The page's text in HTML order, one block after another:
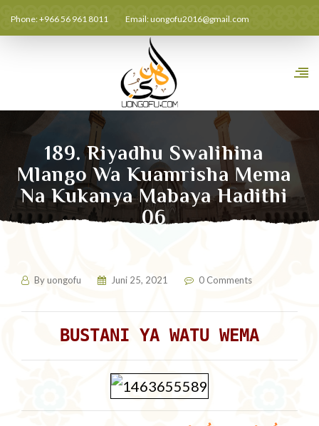
Phone: +966 56 961 8011 Email:uongofu2016@gmail.com
189. Riyadhu Swalihina
Mlango Wa Kuamrisha Mema
Na Kukanya Mabaya Hadithi
06
Byuongofu Juni 25, 2021 0 Comments
BUSTANI YA WATU WEMA